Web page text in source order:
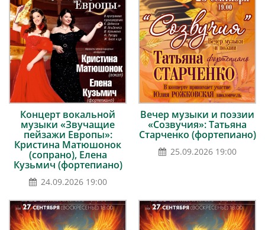
Концерт вокальной
музыки «Звучащие
пейзажи Европы»:
Кристина Матюшонок
(сопрано), Елена
Кузьмич (фортепиано)
24.09.2026 19:00
Вечер музыки и поэзии
«Созвучия»: Татьяна
Старченко (фортепиано)
25.09.2026 19:00